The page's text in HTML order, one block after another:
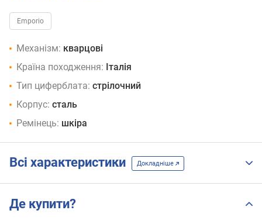
Emporio
Механізм: кварцові
Країна походження: Італія
Тип циферблата: стрілочний
Корпус: сталь
Ремінець: шкіра
Всі характеристики Докладніше
Де купити?